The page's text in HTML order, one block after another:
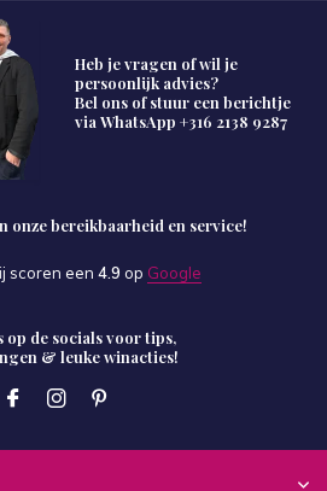
Heb je vragen of wil je
persoonlijk advies?
Bel ons of stuur een berichtje
via WhatsApp +316 2138 9287
onze bereikbaarheid en service!
scoren een 4.9 op Google
op de socials voor tips,
& leuke winacties!